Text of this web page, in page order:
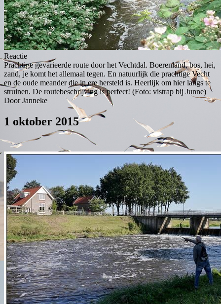
Reactie
Prachtige gevarieerde route door het Vechtdal. Boerenland, bos, hei,
zand, je komt het allemaal tegen. En natuurlijk die prachtige Vecht
en de oude meander die in ere hersteld is. Heerlijk om hier langs te
struinen. De routebeschrijving is perfect! (Foto: vistrap bij Junne)
Door Janneke
1 oktober 2015